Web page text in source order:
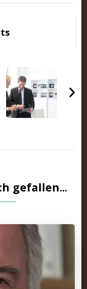
gefallen...